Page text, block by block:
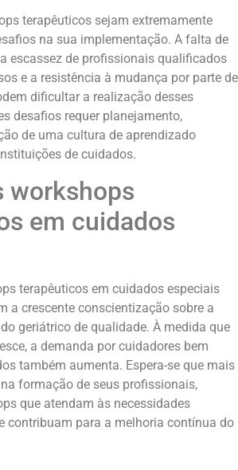
terapêuticos sejam extremamente
na sua implementação. A falta de
escassez de profissionais qualificados
e a resistência à mudança por parte de
dificultar a realização desses
desafios requer planejamento,
de uma cultura de aprendizado
de cuidados.
workshops
em cuidados
terapêuticos em cuidados especiais
a crescente conscientização sobre a
geriátrico de qualidade. À medida que
a demanda por cuidadores bem
também aumenta. Espera-se que mais
formação de seus profissionais,
que atendam às necessidades
contribuam para a melhoria contínua do